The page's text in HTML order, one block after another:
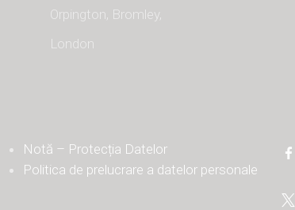
Orpington, Bromley,
London
Notă – Protecția Datelor
Politica de prelucrare a datelor personale